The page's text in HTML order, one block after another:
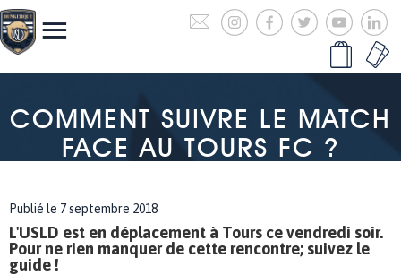
COMMENT SUIVRE LE MATCH
FACE AU TOURS FC ?
Publié le 7 septembre 2018
L'USLD est en déplacement à Tours ce vendredi soir.
Pour ne rien manquer de cette rencontre; suivez le
guide !